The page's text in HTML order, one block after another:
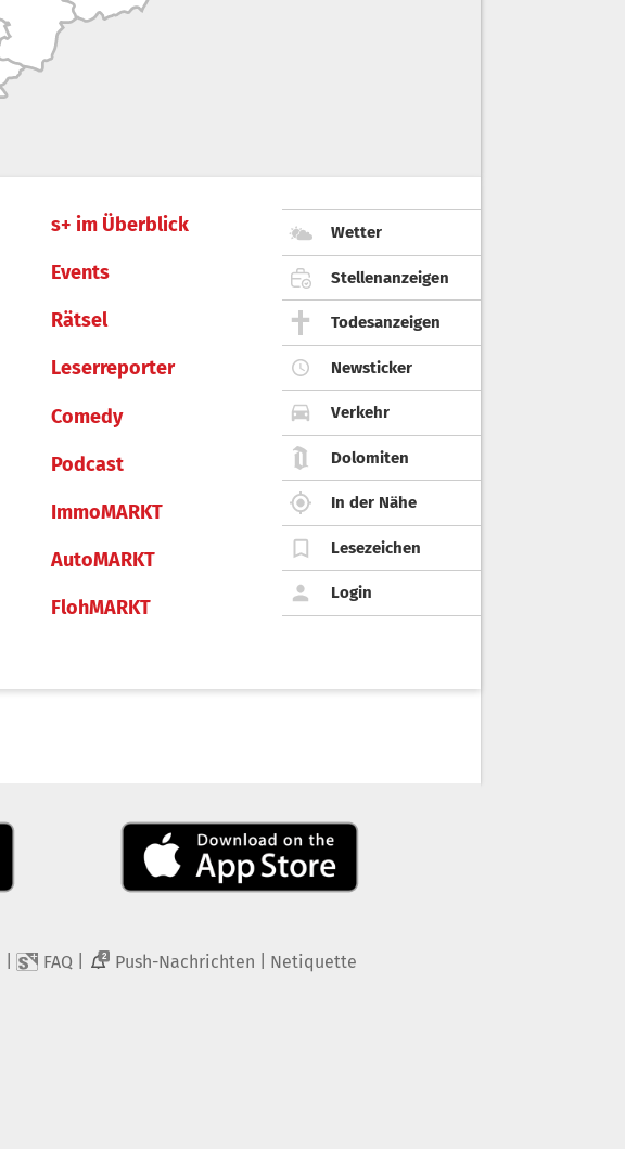
s+ im Überblick
Events
Rätsel
Leserreporter
Comedy
Podcast
ImmoMARKT
AutoMARKT
FlohMARKT
Wetter
Stellenanzeigen
Todesanzeigen
Newsticker
Verkehr
Dolomiten
In der Nähe
Lesezeichen
Login
FAQ 2 Push-Nachrichten Netiquette